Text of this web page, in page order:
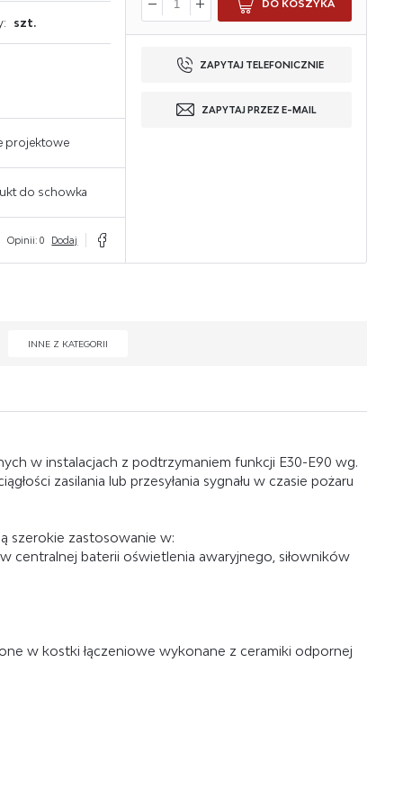
szt.
projektowe
do schowka
Opinii: 0 Dodaj
DO KOSZYKA
ZAPYTAJ TELEFONICZNIE
ZAPYTAJ PRZEZ E-MAIL
INNE Z KATEGORII
w instalacjach z podtrzymaniem funkcji E30-E90 wg.
zasilania lub przesyłania sygnału w czasie pożaru
szerokie zastosowanie w:
centralnej baterii oświetlenia awaryjnego, siłowników
w kostki łączeniowe wykonane z ceramiki odpornej